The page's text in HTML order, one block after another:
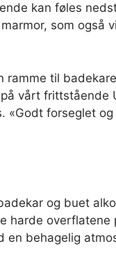
kan føles
som også
ramme til
vårt frittstående
«Godt forseglet
harde
en behagelig